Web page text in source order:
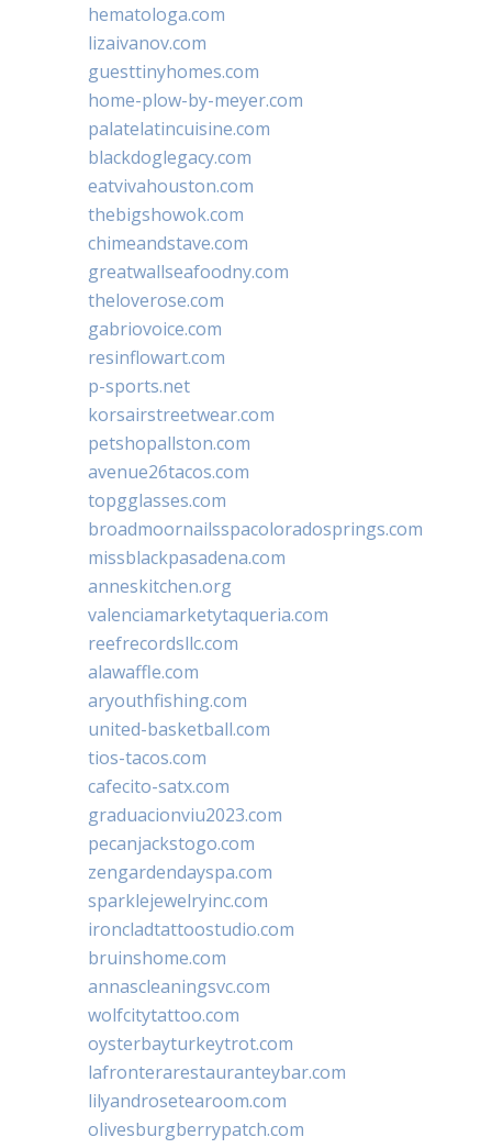
hematologa.com
lizaivanov.com
guesttinyhomes.com
home-plow-by-meyer.com
palatelatincuisine.com
blackdoglegacy.com
eatvivahouston.com
thebigshowok.com
chimeandstave.com
greatwallseafoodny.com
theloverose.com
gabriovoice.com
resinflowart.com
p-sports.net
korsairstreetwear.com
petshopallston.com
avenue26tacos.com
topgglasses.com
broadmoornailsspacoloradosprings.com
missblackpasadena.com
anneskitchen.org
valenciamarketytaqueria.com
reefrecordsllc.com
alawaffle.com
aryouthfishing.com
united-basketball.com
tios-tacos.com
cafecito-satx.com
graduacionviu2023.com
pecanjackstogo.com
zengardendayspa.com
sparklejewelryinc.com
ironcladtattoostudio.com
bruinshome.com
annascleaningsvc.com
wolfcitytattoo.com
oysterbayturkeytrot.com
lafronterarestauranteybar.com
lilyandrosetearoom.com
olivesburgberrypatch.com